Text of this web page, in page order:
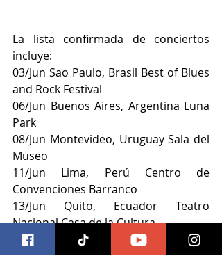
La lista confirmada de conciertos
incluye:
03/Jun Sao Paulo, Brasil Best of Blues
and Rock Festival
06/Jun Buenos Aires, Argentina Luna
Park
08/Jun Montevideo, Uruguay Sala del
Museo
11/Jun Lima, Perú Centro de
Convenciones Barranco
13/Jun Quito, Ecuador Teatro
Nacional Casa de la Cultura
15/Jun Santiago, Chile Teatro Coliseo
20/Jun Guadalajara, México Teatro